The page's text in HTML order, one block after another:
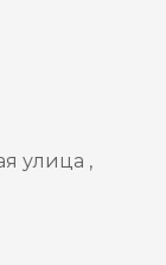
улица ,